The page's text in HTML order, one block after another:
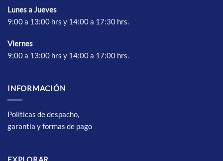
Lunes a Jueves
9:00 a 13:00 hrs y 14:00 a 17:30 hrs.
Viernes
9:00 a 13:00 hrs y 14:00 a 17:00 hrs.
INFORMACIÓN
Políticas de despacho,
garantía y formas de pago